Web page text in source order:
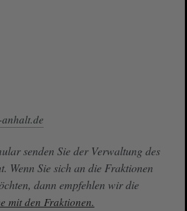
senden Sie der Verwaltung des
Wenn Sie sich an die Fraktionen
dann empfehlen wir die
mit den Fraktionen.